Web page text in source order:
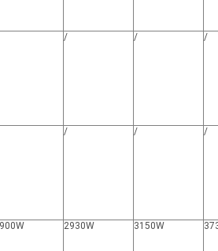
/ / /
/ / /
2930W 3150W